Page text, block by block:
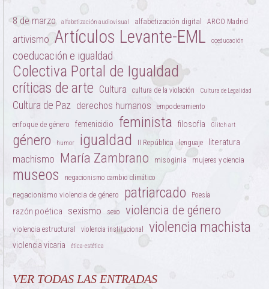
8 de marzo alfabetización audiovisual alfabetización digital ARCO Madrid
artivismo Artículos Levante-EML coeducación
coeducación e igualdad
Colectiva Portal de Igualdad
críticas de arte Cultura cultura de la violación Cultura de Legalidad
Cultura de Paz derechos humanos empoderamiento
enfoque de género femenicidio feminista filosofía Glitch art
género humor igualdad II República lenguaje literatura
machismo María Zambrano misoginia mujeres y ciencia
museos negacionismo cambio climático
negacionismo violencia de género patriarcado Poesía
razón poética sexismo sexo violencia de género
violencia estructural violencia institucional violencia machista
violencia vicaria ética-estética
VER TODAS LAS ENTRADAS